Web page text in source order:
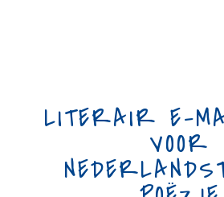
LITERAIR E-
VOOR